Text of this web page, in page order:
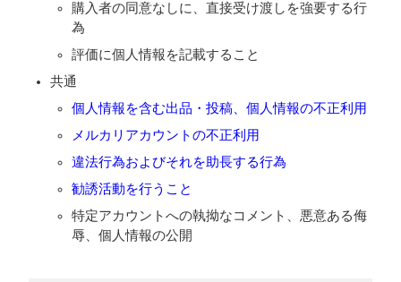
購入者の同意なしに、直接受け渡しを強要する行
為
評価に個人情報を記載すること
共通
個人情報を含む出品・投稿、個人情報の不正利用
メルカリアカウントの不正利用
違法行為およびそれを助長する行為
勧誘活動を行うこと
特定アカウントへの執拗なコメント、悪意ある侮
辱、個人情報の公開